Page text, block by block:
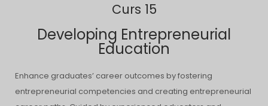
Curs 15
Developing Entrepreneurial
Education
Enhance graduates’ career outcomes by fostering
entrepreneurial competencies and creating entrepreneurial